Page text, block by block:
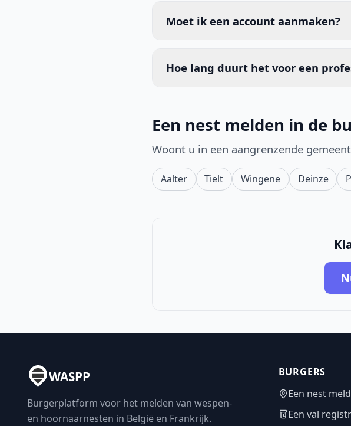
Moet ik een account aanmaken?
Hoe lang duurt het voor een
Een nest melden in de
Woont u in een aangrenzende
Aalter Tielt Wingene Deinze
WASPP
Burgerplatform voor het melden van wespen-
en hoornaarnesten in België en Frankrijk.
BURGERS
Een nest
Een val